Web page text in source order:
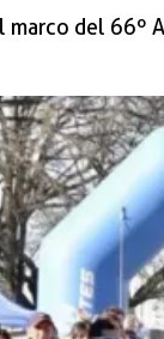
marco del